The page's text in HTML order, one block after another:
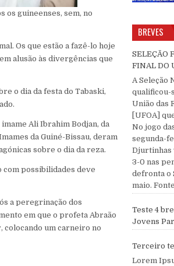
os guineenses, sem, no
Os que estão a fazê-lo hoje
alusão às divergências que
o dia da festa do Tabaski,
Ali Ibrahim Bodjan, da
da Guiné-Bissau, deram
sobre o dia da reza.
com possibilidades deve
a peregrinação dos
em que o profeta Abraão
colocando um carneiro no
BREVES
SELEÇÃO
FINAL DO
A Seleção
qualificou-
União das
[UFOA]
No jogo
segunda-
Djurtinhas
3-0 nas
defronta o
maio.
Teste 4
Jovens
Terceiro
Lorem